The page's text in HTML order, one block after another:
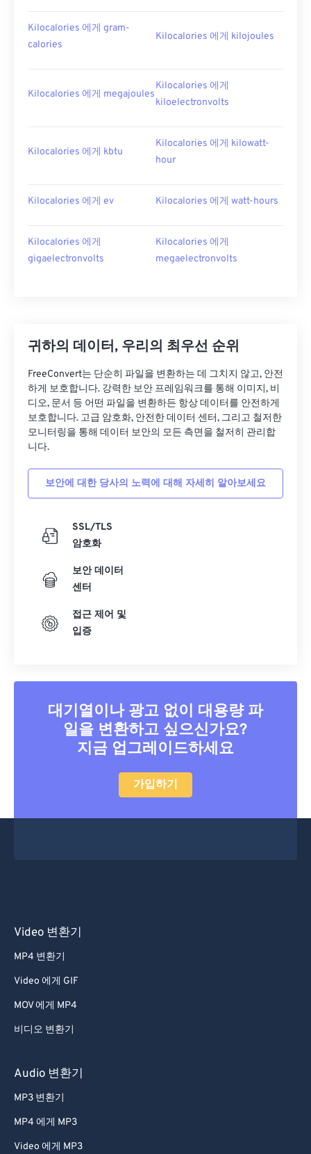
Kilocalories 에게 gram-
calories
Kilocalories 에게 kilojoules
Kilocalories 에게 megajoules
Kilocalories 에게
kiloelectronvolts
Kilocalories 에게 kbtu
Kilocalories 에게 kilowatt-
hour
Kilocalories 에게 ev Kilocalories 에게 watt-hours
Kilocalories 에게
gigaelectronvolts
Kilocalories 에게
megaelectronvolts
귀하의 데이터, 우리의 최우선 순위
FreeConvert는 단순히 파일을 변환하는 데 그치지 않고, 안전
하게 보호합니다. 강력한 보안 프레임워크를 통해 이미지, 비
디오, 문서 등 어떤 파일을 변환하든 항상 데이터를 안전하게
보호합니다. 고급 암호화, 안전한 데이터 센터, 그리고 철저한
모니터링을 통해 데이터 보안의 모든 측면을 철저히 관리합
니다.
보안에 대한 당사의 노력에 대해 자세히 알아보세요
SSL/TLS
암호화
보안 데이터
센터
접근 제어 및
입증
대기열이나 광고 없이 대용량 파
일을 변환하고 싶으신가요?
지금 업그레이드하세요
가입하기
Video 변환기
MP4 변환기
Video 에게 GIF
MOV 에게 MP4
비디오 변환기
Audio 변환기
MP3 변환기
MP4 에게 MP3
Video 에게 MP3